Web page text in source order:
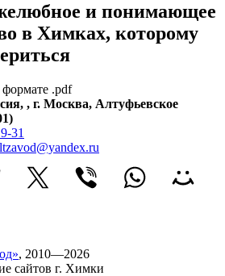
и понимающее
в Химках, которому
формате .pdf
, , г. Москва, Алтуфьевское
31
, 2010—2026
сайтов г. Химки